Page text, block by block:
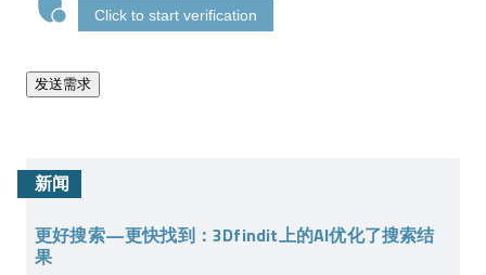
Click to start verification
发送需求
新闻
更好搜索—更快找到：3Dfindit上的AI优化了搜索结
果